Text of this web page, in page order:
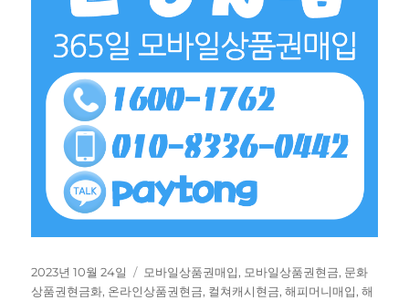
작
성
2023년 10월 24일
태
그
모바일상품권매입, 모바일상품권현금, 문화
상품권현금화, 온라인상품권현금, 컬쳐캐시현금,해피머니매입,해